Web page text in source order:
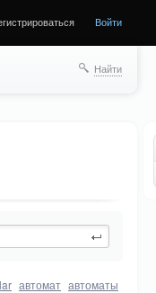
Войти
Найти
автомат автоматы